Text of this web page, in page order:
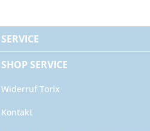
SERVICE
SHOP SERVICE
Widerruf Torix
Kontakt